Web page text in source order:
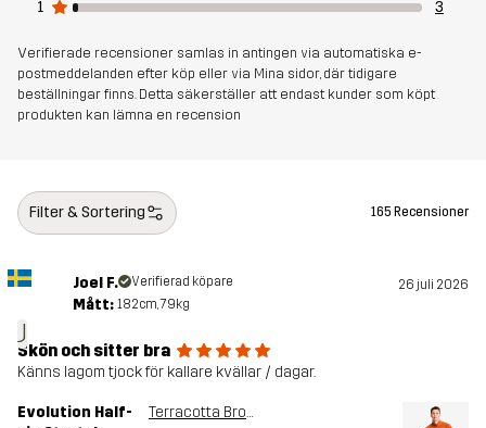
1
3
Verifierade recensioner samlas in antingen via automatiska e-
postmeddelanden efter köp eller via Mina sidor, där tidigare
beställningar finns. Detta säkerställer att endast kunder som köpt
produkten kan lämna en recension
Filter & Sortering 165 Recensioner
J
Joel F. Verifierad köpare 26 juli 2026
Mått: 182cm, 79kg
Skön och sitter bra
Känns lagom tjock för kallare kvällar / dagar.
Evolution Half-
Terracotta Brown